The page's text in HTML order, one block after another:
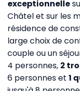
exceptionnelle
Châtel et sur les
résidence de
large choix de
couple ou un
4 personnes, 2
6 personnes et 1